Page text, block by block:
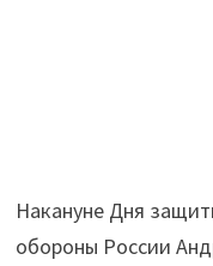
Накануне Дня
обороны России